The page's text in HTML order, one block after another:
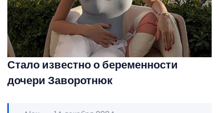
Стало известно о беременности
дочери Заворотнюк